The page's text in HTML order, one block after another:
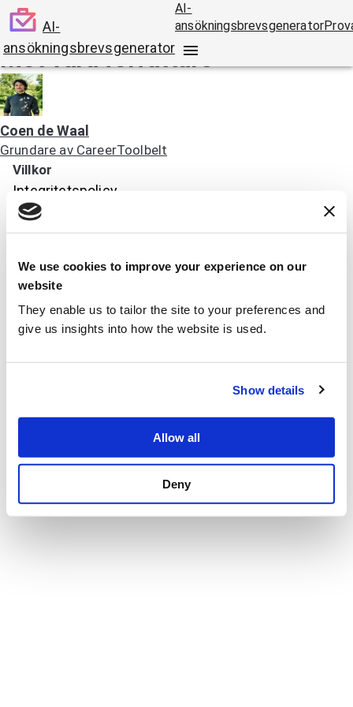
We use cookies to improve your experience on our
website
They enable us to tailor the site to your preferences and
give us insights into how the website is used.
Show details
Allow all
Deny
AI-
ansökningsbrevsgenerator
AI-
ansökningsbrevsgenerator
Möt våra författare
Coen de Waal
Grundare av CareerToolbelt
Villkor
Integritetspolicy
Användarvillkor
Hur man skriver ett personligt brev med AI
Exempel på personliga brev
Personligt brev byggnadsarbetare
Personligt brev lärare
Personligt brev socionom